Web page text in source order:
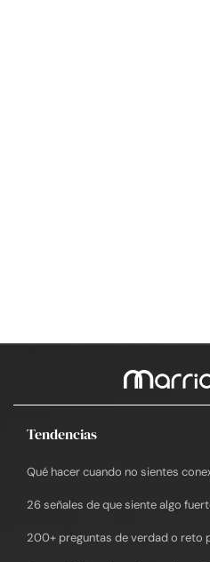
Tendencias
Qué hacer cuando no sientes
26 señales de que siente algo
200+ preguntas de verdad o reto